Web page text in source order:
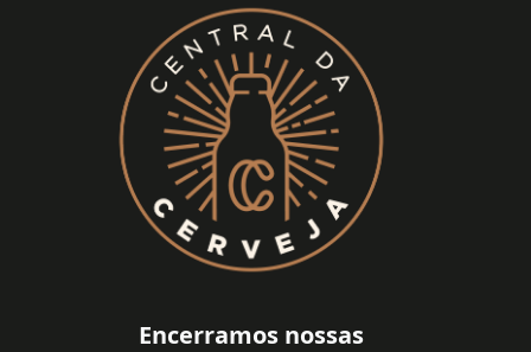
Encerramos nossas